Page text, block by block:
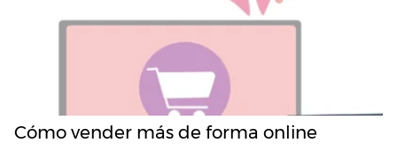
Cómo vender más de forma online